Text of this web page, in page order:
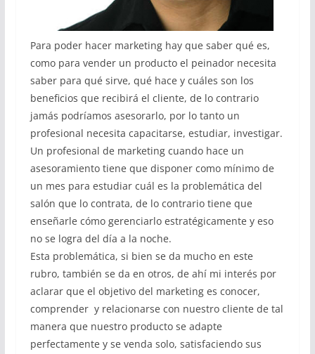
Para poder hacer marketing hay que saber qué es,
como para vender un producto el peinador necesita
saber para qué sirve, qué hace y cuáles son los
beneficios que recibirá el cliente, de lo contrario
jamás podríamos asesorarlo, por lo tanto un
profesional necesita capacitarse, estudiar, investigar.
Un profesional de marketing cuando hace un
asesoramiento tiene que disponer como mínimo de
un mes para estudiar cuál es la problemática del
salón que lo contrata, de lo contrario tiene que
enseñarle cómo gerenciarlo estratégicamente y eso
no se logra del día a la noche.
Esta problemática, si bien se da mucho en este
rubro, también se da en otros, de ahí mi interés por
aclarar que el objetivo del marketing es conocer,
comprender y relacionarse con nuestro cliente de tal
manera que nuestro producto se adapte
perfectamente y se venda solo, satisfaciendo sus